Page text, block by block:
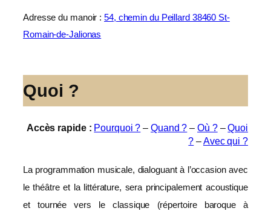
Adresse du manoir :54, chemin du Peillard 38460 St-
Romain-de-Jalionas
Quoi ?
Accès rapide : Pourquoi ? –Quand ? –Où ?–Quoi
? –Avec qui ?
La programmation musicale, dialoguant à l’occasion avec
le théâtre et la littérature, sera principalement acoustique
et tournée vers le classique (répertoire baroque à